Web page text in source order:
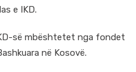
e IKD.
së mbështetet nga fondet
në Kosovë.